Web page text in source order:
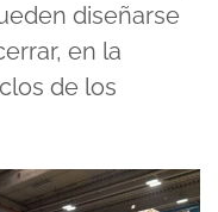
diseñarse
en la
de los